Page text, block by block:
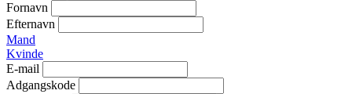
Fornavn
Efternavn
Mand
Kvinde
E-mail
Adgangskode